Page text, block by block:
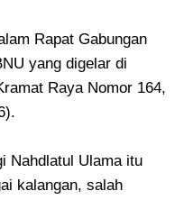
Rapat Gabungan
yang digelar di
Raya Nomor 164,
Nahdlatul Ulama itu
kalangan, salah